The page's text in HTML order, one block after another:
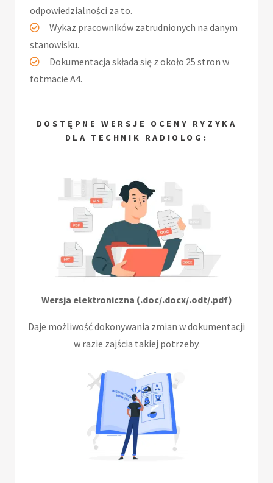
odpowiedzialności za to.
Wykaz pracowników zatrudnionych na danym
stanowisku.
Dokumentacja składa się z około 25 stron w
fotmacie A4.
DOSTĘPNE WERSJE OCENY RYZYKA
DLA TECHNIK RADIOLOG:
Wersja elektroniczna (.doc/.docx/.odt/.pdf)
Daje możliwość dokonywania zmian w dokumentacji
w razie zajścia takiej potrzeby.